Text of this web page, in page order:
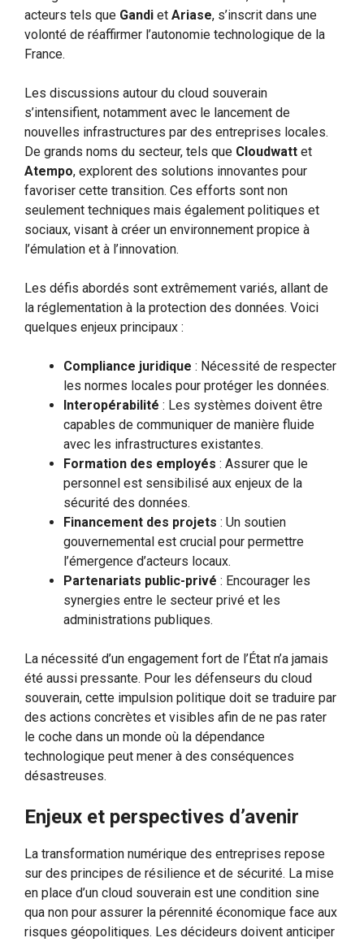
acteurs tels que Gandi et Ariase, s’inscrit dans une
volonté de réaffirmer l’autonomie technologique de la
France.
Les discussions autour du cloud souverain
s’intensifient, notamment avec le lancement de
nouvelles infrastructures par des entreprises locales.
De grands noms du secteur, tels que Cloudwatt et
Atempo, explorent des solutions innovantes pour
favoriser cette transition. Ces efforts sont non
seulement techniques mais également politiques et
sociaux, visant à créer un environnement propice à
l’émulation et à l’innovation.
Les défis abordés sont extrêmement variés, allant de
la réglementation à la protection des données. Voici
quelques enjeux principaux :
Compliance juridique : Nécessité de respecter
les normes locales pour protéger les données.
Interopérabilité : Les systèmes doivent être
capables de communiquer de manière fluide
avec les infrastructures existantes.
Formation des employés : Assurer que le
personnel est sensibilisé aux enjeux de la
sécurité des données.
Financement des projets : Un soutien
gouvernemental est crucial pour permettre
l’émergence d’acteurs locaux.
Partenariats public-privé : Encourager les
synergies entre le secteur privé et les
administrations publiques.
La nécessité d’un engagement fort de l’État n’a jamais
été aussi pressante. Pour les défenseurs du cloud
souverain, cette impulsion politique doit se traduire par
des actions concrètes et visibles afin de ne pas rater
le coche dans un monde où la dépendance
technologique peut mener à des conséquences
désastreuses.
Enjeux et perspectives d’avenir
La transformation numérique des entreprises repose
sur des principes de résilience et de sécurité. La mise
en place d’un cloud souverain est une condition sine
qua non pour assurer la pérennité économique face aux
risques géopolitiques. Les décideurs doivent anticiper